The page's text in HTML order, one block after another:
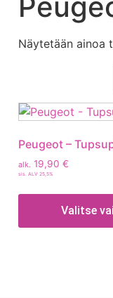
Näytetään ainoa
Peugeot –
alk. 19,90 €
sis. ALV 25,5%
Valitse